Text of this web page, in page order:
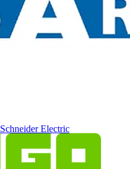
Schneider Electric